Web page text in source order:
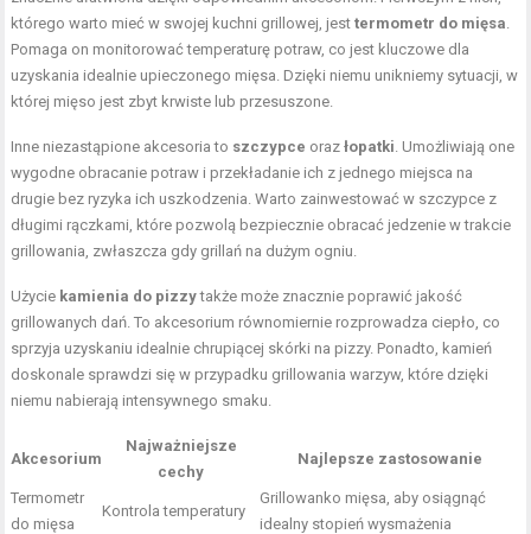
którego warto mieć w swojej kuchni grillowej, jesttermometr do mięsa
Pomaga on monitorować temperaturę potraw, co jest kluczowe dla
uzyskania idealnie upieczonego mięsa. Dzięki niemu unikniemy sytuacji, w
której mięso jest zbyt krwiste lub przesuszone.
Inne niezastąpione akcesoria to szczypce orazłopatki . Umożliwiają one
wygodne obracanie potraw i przekładanie ich z jednego miejsca na
drugie bez ryzyka ich uszkodzenia. Warto zainwestować w szczypce z
długimi rączkami, które pozwolą bezpiecznie obracać jedzenie w trakcie
grillowania, zwłaszcza gdy grillań na dużym ogniu.
Użycie kamienia do pizzytakże może znacznie poprawić jakość
grillowanych dań. To akcesorium równomiernie rozprowadza ciepło, co
sprzyja uzyskaniu idealnie chrupiącej skórki na pizzy. Ponadto, kamień
doskonale sprawdzi się w przypadku grillowania warzyw, które dzięki
niemu nabierają intensywnego smaku.
Akcesorium
Najważniejsze
cechy
Najlepsze zastosowanie
Termometr
do mięsa
Kontrola temperatury
Grillowanko mięsa, aby osiągnąć
idealny stopień wysmażenia